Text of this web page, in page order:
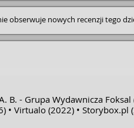
obserwuje nowych recenzji tego
B. - Grupa Wydawnicza Foksal
Virtualo (2022) Storybox.pl